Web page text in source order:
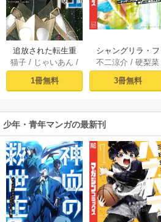
追放された転生重
騎士はゲーム知識
で無双する（１）
猫子 / じゃいあん /
武六甲理衣
1冊無料
シャングリラ・フ
ロンティア（１）
～クソゲーハン
ター、神ゲーに挑
不二涼介 /硬梨菜
3冊無料
少年・青年マンガの最新刊